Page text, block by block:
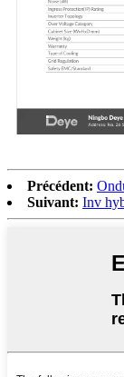
Précédent:
Suivant: Inv